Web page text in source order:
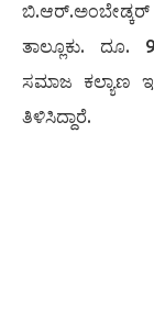
ತಾಲ್ಲೂಕು. ದೂ.
ಸಮಾಜ ಕಲ್ಯಾಣ
ತಿಳಿಸಿದ್ದಾರೆ.